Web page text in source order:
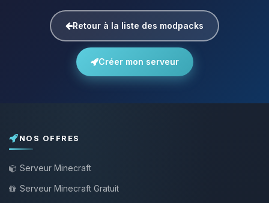
Retour à la liste des modpacks
Créer mon serveur
NOS OFFRES
Serveur Minecraft
Serveur Minecraft Gratuit